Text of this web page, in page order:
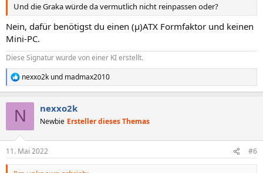
Und die Graka würde da vermutlich nicht reinpassen oder?
Nein, dafür benötigst du einen (µ)ATX Formfaktor und keinen
Mini-PC.
Diese Signatur wurde von einer KI erstellt.
R
e
e
n
nexxo2k und madmax2010
N nexxo2k
Newbie Ersteller dieses Themas
11. Mai 2022 #6